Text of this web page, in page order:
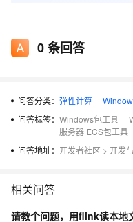
0条回答
问答分类： 弹性计算
问答标签： Windows包工具
服务器 ECS包工具
问答地址： 开发者社区 > 开发
相关问答